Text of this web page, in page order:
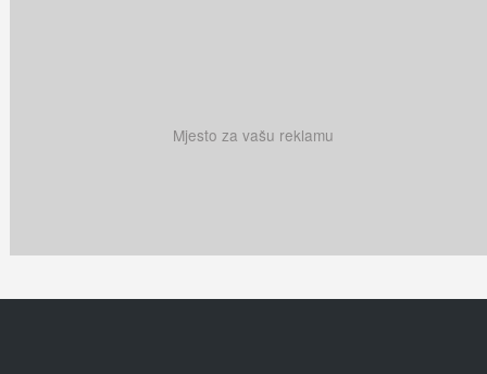
Mjesto za vašu reklamu